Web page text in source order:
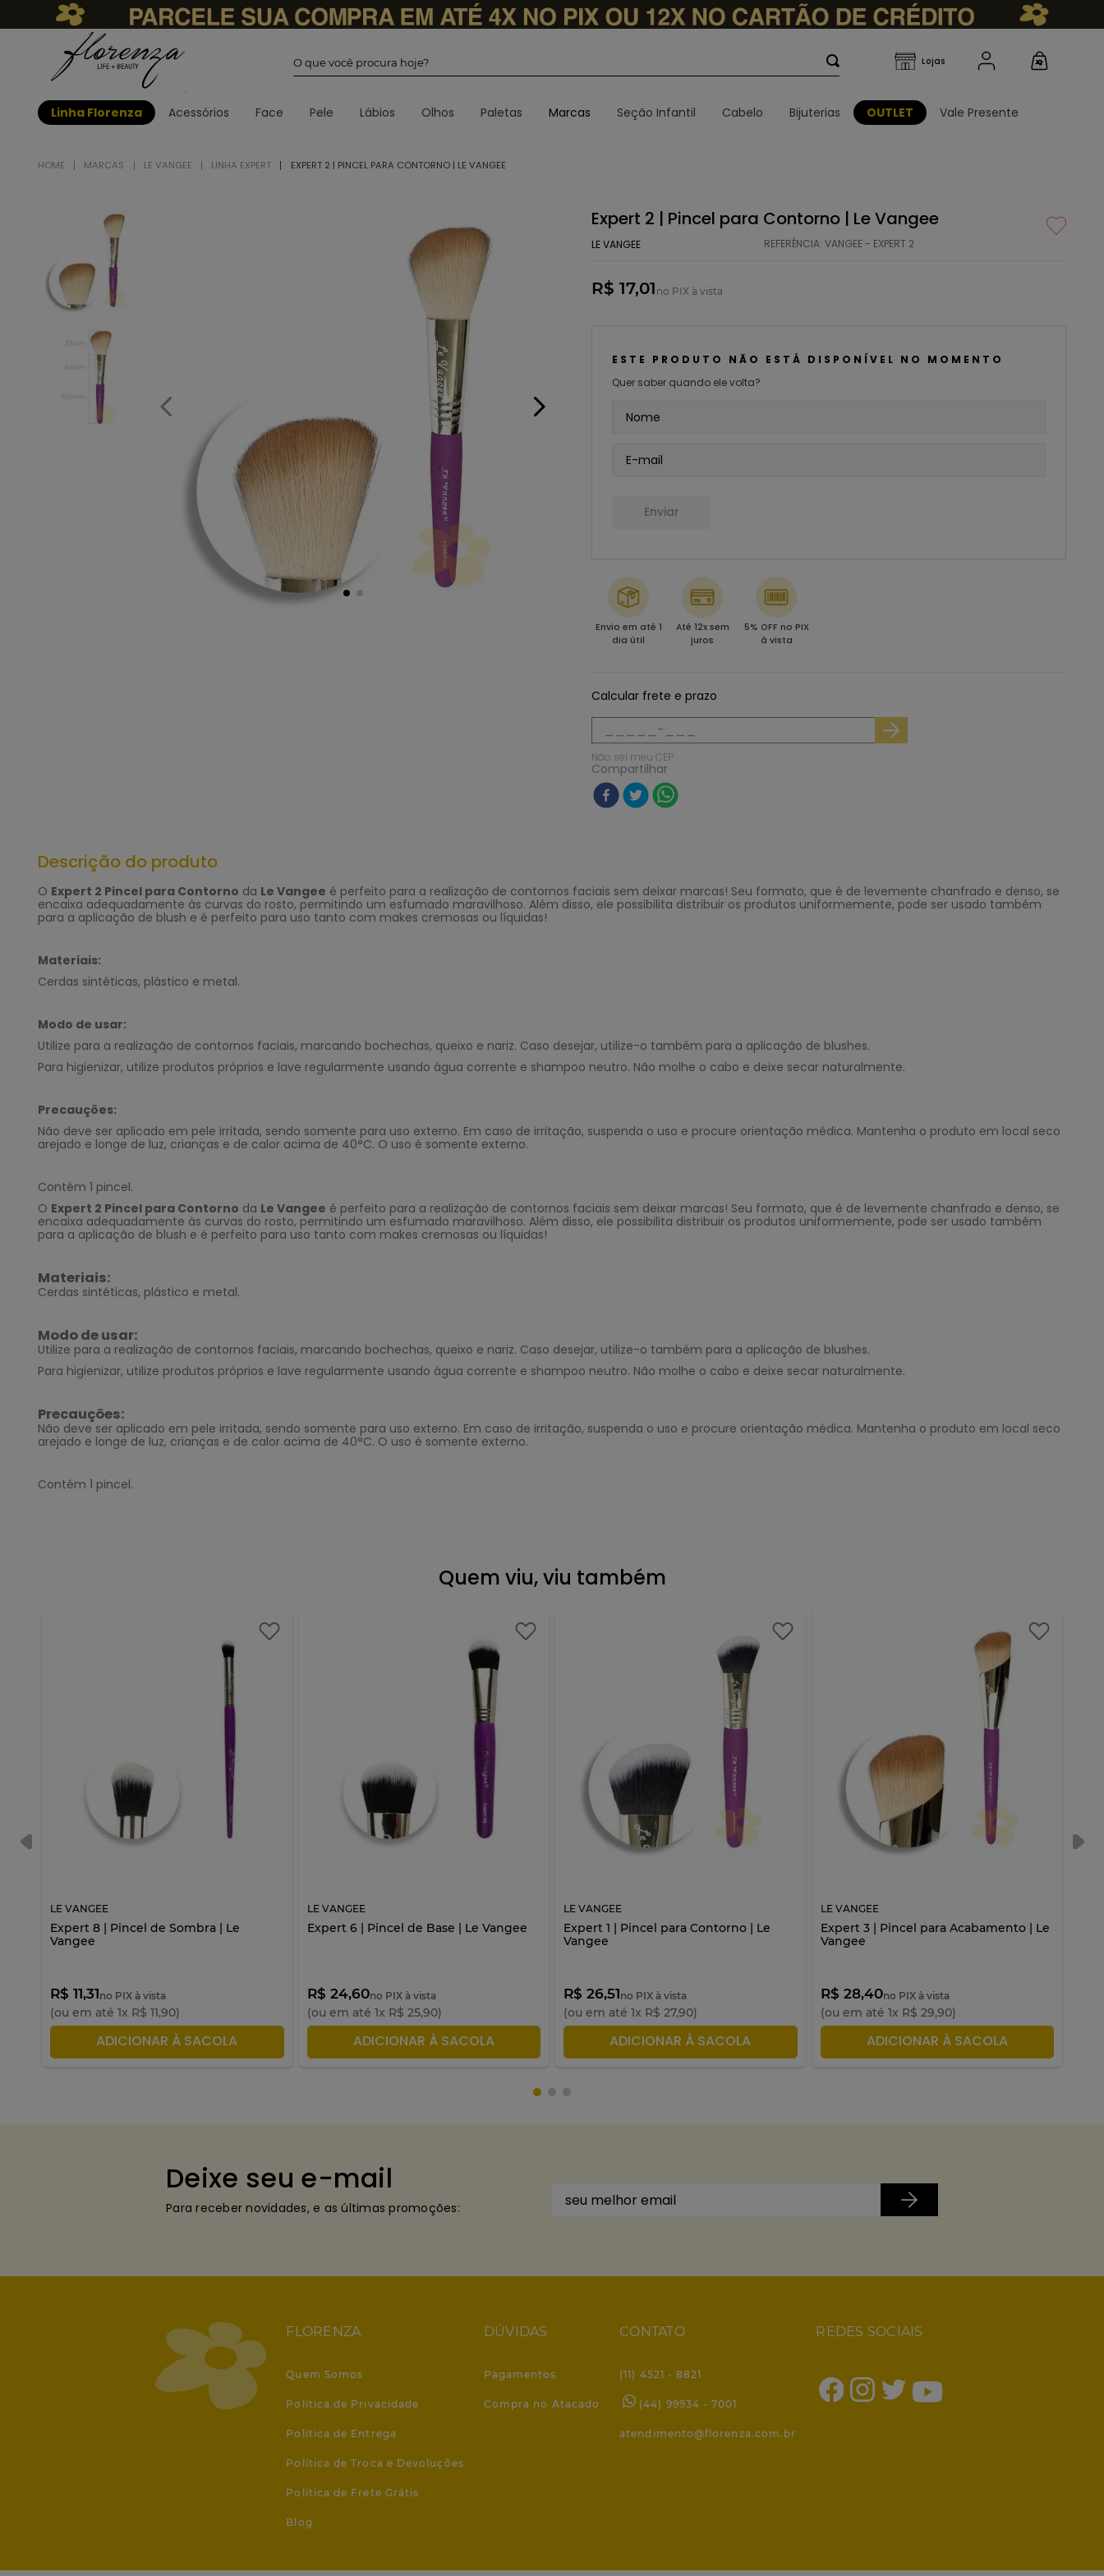
Linha Florenza Acessórios Face Pele Lábios Olhos Paletas Marcas Seção Infantil Cabelo Bijuterias OUTLET Vale Presente
MARCAS LE VANGEE LINHA EXPERT EXPERT 2 | PINCEL PARA CONTORNO | LE VANGEE
Expert 2 | Pincel para Contorno | Le Vangee
LE VANGEE REFERÊNCIA: VANGEE - EXPERT 2
R$ 17,01 no PIX à vista
ESTE PRODUTO NÃO ESTÁ DISPONÍVEL NO MOMENTO
Quer saber quando ele volta?
Enviar
Envio em até 1
dia útil
Até 12x sem
juros
5% OFF no PIX
à vista
Calcular frete e prazo
Não sei meu CEP
Compartilhar
Descrição do produto
O Expert 2 Pincel para Contorno da Le Vangee é perfeito para a realização de contornos faciais sem deixar marcas! Seu formato, que é de levemente chanfrado e denso, se
encaixa adequadamente às curvas do rosto, permitindo um esfumado maravilhoso. Além disso, ele possibilita distribuir os produtos uniformemente, pode ser usado também
para a aplicação de blush e é perfeito para uso tanto com makes cremosas ou líquidas!
Materiais:
Cerdas sintéticas, plástico e metal.
Modo de usar:
Utilize para a realização de contornos faciais, marcando bochechas, queixo e nariz. Caso desejar, utilize-o também para a aplicação de blushes.
Para higienizar, utilize produtos próprios e lave regularmente usando água corrente e shampoo neutro. Não molhe o cabo e deixe secar naturalmente.
Precauções:
Não deve ser aplicado em pele irritada, sendo somente para uso externo. Em caso de irritação, suspenda o uso e procure orientação médica. Mantenha o produto em local seco
arejado e longe de luz, crianças e de calor acima de 40°C. O uso é somente externo.
Contém 1 pincel.
O Expert 2 Pincel para Contorno da Le Vangee é perfeito para a realização de contornos faciais sem deixar marcas! Seu formato, que é de levemente chanfrado e denso, se
encaixa adequadamente às curvas do rosto, permitindo um esfumado maravilhoso. Além disso, ele possibilita distribuir os produtos uniformemente, pode ser usado também
para a aplicação de blush e é perfeito para uso tanto com makes cremosas ou líquidas!
Materiais:
Cerdas sintéticas, plástico e metal.
Modo de usar:
Utilize para a realização de contornos faciais, marcando bochechas, queixo e nariz. Caso desejar, utilize-o também para a aplicação de blushes.
Para higienizar, utilize produtos próprios e lave regularmente usando água corrente e shampoo neutro. Não molhe o cabo e deixe secar naturalmente.
Precauções:
Não deve ser aplicado em pele irritada, sendo somente para uso externo. Em caso de irritação, suspenda o uso e procure orientação médica. Mantenha o produto em local seco
arejado e longe de luz, crianças e de calor acima de 40°C. O uso é somente externo.
Contém 1 pincel.
Quem viu, viu também
LE VANGEE
Expert 8 | Pincel de Sombra | Le
Vangee
R$ 11,31no PIX à vista
(ou em até 1x R$ 11,90)
ADICIONAR À SACOLA
LE VANGEE
Expert 6 | Pincel de Base | Le Vangee
R$ 24,60no PIX à vista
(ou em até 1x R$ 25,90)
ADICIONAR À SACOLA
LE VANGEE
Expert 1 | Pincel para Contorno | Le
Vangee
R$ 26,51no PIX à vista
(ou em até 1x R$ 27,90)
ADICIONAR À SACOLA
LE VANGEE
Expert 3 | Pincel para Acabamento | Le
Vangee
R$ 28,40no PIX à vista
(ou em até 1x R$ 29,90)
ADICIONAR À SACOLA
Deixe seu e-mail
Para receber novidades, e as últimas promoções:
FLORENZA
Quem Somos
Política de Privacidade
Política de Entrega
Política de Troca e Devoluções
Política de Frete Grátis
Blog
DÚVIDAS
Pagamentos
Compra no Atacado
CONTATO
(11) 4521 - 8821
(44) 99934 - 7001
atendimento@florenza.com.br
REDES SOCIAIS